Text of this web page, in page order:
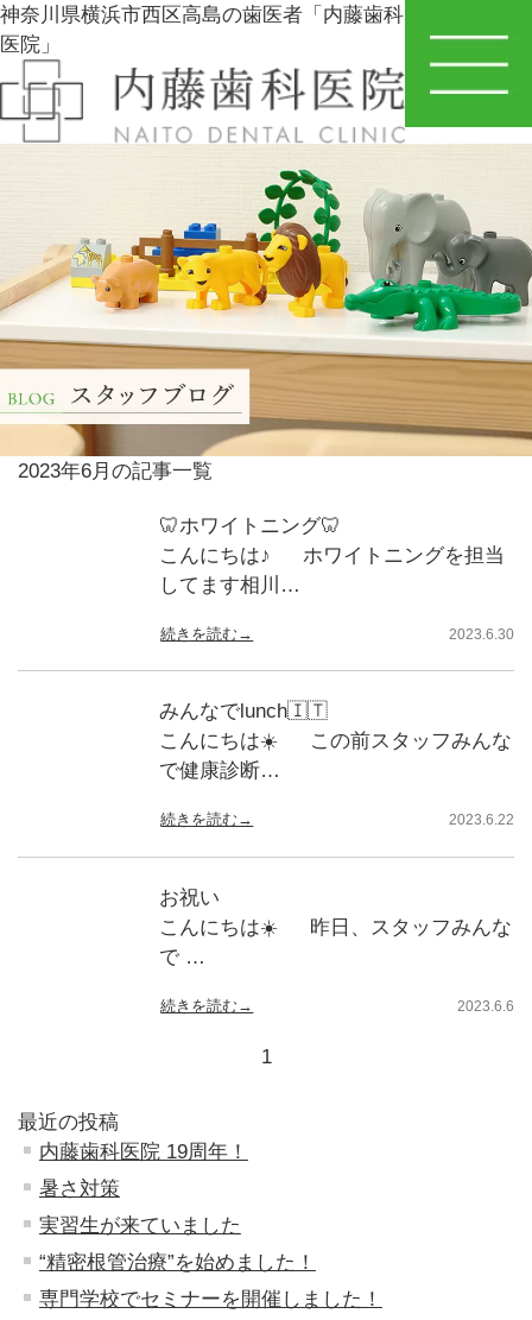
神奈川県横浜市西区高島の歯医者「内藤歯科
医院」
2023年6月の記事一覧
🦷ホワイトニング🦷
こんにちは♪ ホワイトニングを担当
してます相川…
続きを読む→ 2023.6.30
みんなでlunch🇮🇹
こんにちは☀️ この前スタッフみんな
で健康診断…
続きを読む→ 2023.6.22
お祝い
こんにちは☀️ 昨日、スタッフみんな
で …
続きを読む→ 2023.6.6
1
最近の投稿
内藤歯科医院 19周年！
暑さ対策
実習生が来ていました
“精密根管治療”を始めました！
専門学校でセミナーを開催しました！